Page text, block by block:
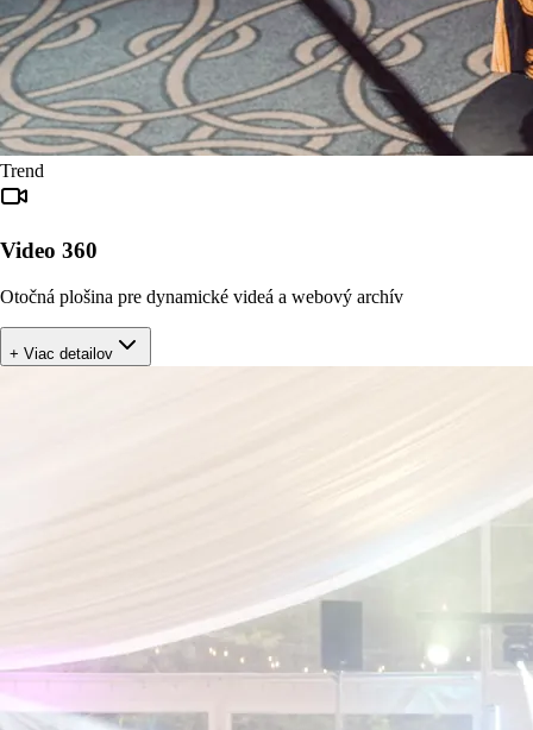
Trend
Video 360
Otočná plošina pre dynamické videá a webový archív
+ Viac detailov